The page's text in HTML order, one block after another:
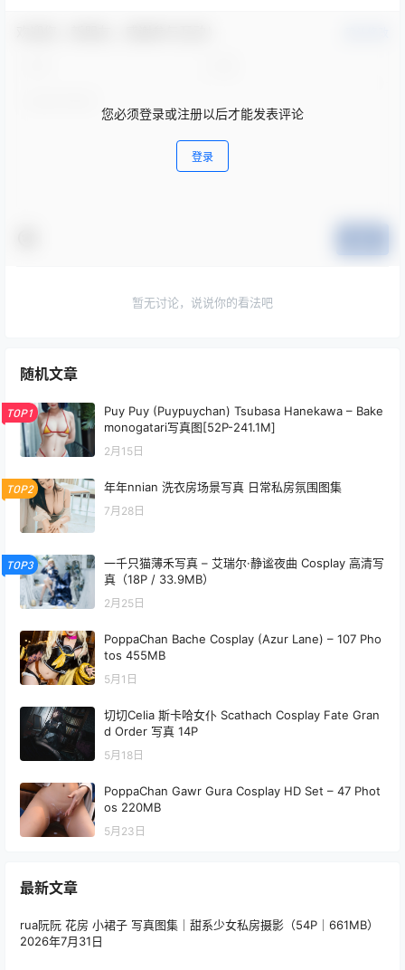
您必须登录或注册以后才能发表评论
登录
暂无讨论，说说你的看法吧
随机文章
TOP1
Puy Puy (Puypuychan) Tsubasa Hanekawa – Bake
monogatari写真图[52P-241.1M]
2月15日
TOP2 年年nnian 洗衣房场景写真 日常私房氛围图集
7月28日
TOP3
一千只猫薄禾写真 – 艾瑞尔·静谧夜曲 Cosplay 高清写
真（18P / 33.9MB）
2月25日
PoppaChan Bache Cosplay (Azur Lane) – 107 Pho
tos 455MB
5月1日
切切Celia 斯卡哈女仆 Scathach Cosplay Fate Gran
d Order 写真 14P
5月18日
PoppaChan Gawr Gura Cosplay HD Set – 47 Phot
os 220MB
5月23日
最新文章
rua阮阮 花房 小裙子 写真图集｜甜系少女私房摄影（54P｜661MB）
2026年7月31日